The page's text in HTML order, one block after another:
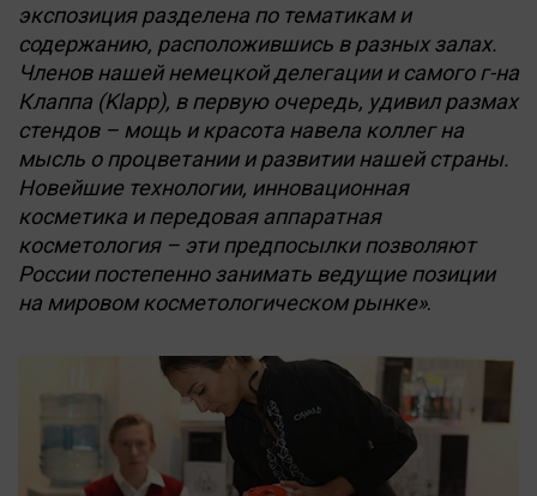
экспозиция разделена по тематикам и
содержанию, расположившись в разных залах.
Членов нашей немецкой делегации и самого г-на
Клаппа (Klapp), в первую очередь, удивил размах
стендов – мощь и красота навела коллег на
мысль о процветании и развитии нашей страны.
Новейшие технологии, инновационная
косметика и передовая аппаратная
косметология – эти предпосылки позволяют
России постепенно занимать ведущие позиции
на мировом косметологическом рынке».